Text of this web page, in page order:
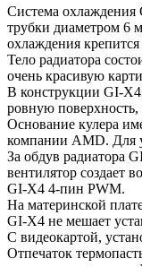
Система охлаждения
трубки диаметром 6
охлаждения
Тело радиатора
очень красивую
В конструкции GI-X4
ровную поверхность,
Основание кулера
компании AMD. Для
За обдув радиатора
вентилятор создает
GI-X4 4-пин PWM.
На материнской
GI-X4 не мешает
С видеокартой,
Отпечаток